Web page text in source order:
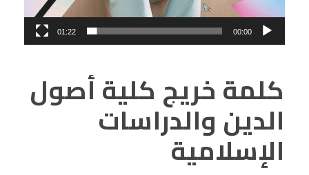
00:00
01:22
كلمة خريج كلية أصول
الدين والدراسات
الإسلامية